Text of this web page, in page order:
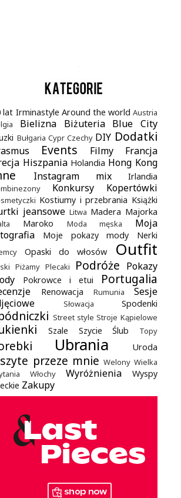
.
lat Irminastyle Around the world Austria
Bielizna Biżuteria Blue City
Bułgaria Cypr Czechy DIY Dodatki
Events Filmy
Francja
Hiszpania Holandia Hong Kong
Instagram mix Irlandia
Konkursy Kopertówki
Kostiumy i przebrania Książki
jeansowe Litwa Madera Majorka
Maroko Moda męska
Moja
Moje pokazy mody Nerki
Opaski do włosów Outfit
Piżamy Plecaki Podróże Pokazy
Pokrowce i etui Portugalia
Renowacja Rumunia
Sesje
Słowacja Spodenki
Street style Stroje Kąpielowe
Szale Szycie Ślub Topy
Ubrania Uroda
przeze mnie Welony Wielka
Włochy Wyróżnienia
Wyspy
Zakupy